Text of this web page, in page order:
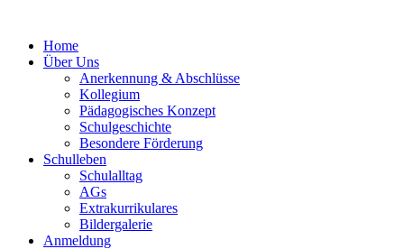
Home
Über Uns
Anerkennung & Abschlüsse
Kollegium
Pädagogisches Konzept
Schulgeschichte
Besondere Förderung
Schulleben
Schulalltag
AGs
Extrakurrikulares
Bildergalerie
Anmeldung